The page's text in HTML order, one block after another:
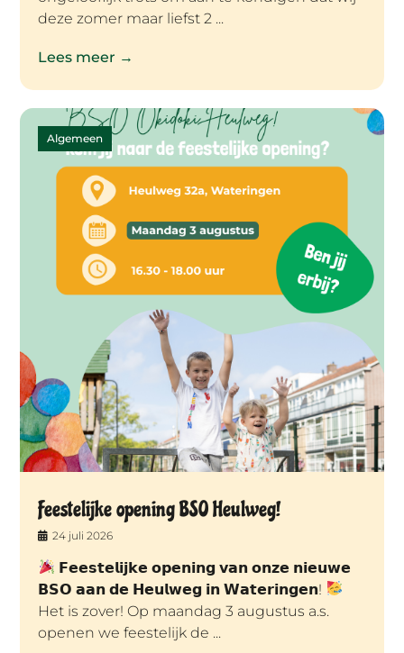
deze zomer maar liefst 2 ...
Lees meer →
Algemeen
Feestelijke opening BSO Heulweg!
24 juli 2026
𝗙𝗲𝗲𝘀𝘁𝗲𝗹𝗶𝗷𝗸𝗲 𝗼𝗽𝗲𝗻𝗶𝗻𝗴 𝘃𝗮𝗻 𝗼𝗻𝘇𝗲 𝗻𝗶𝗲𝘂𝘄𝗲
𝗕𝗦𝗢 𝗮𝗮𝗻 𝗱𝗲 𝗛𝗲𝘂𝗹𝘄𝗲𝗴 𝗶𝗻 𝗪𝗮𝘁𝗲𝗿𝗶𝗻𝗴𝗲𝗻!
Het is zover! Op maandag 3 augustus a.s.
openen we feestelijk de ...